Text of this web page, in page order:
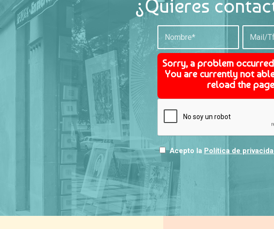
¿Quieres
Sorry, a problem
You are currently not
reload the
Acepto la Política de